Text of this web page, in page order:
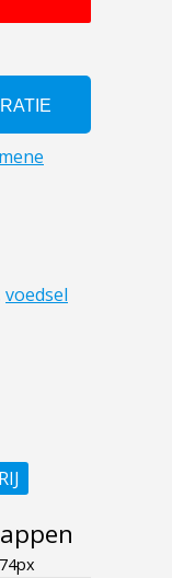
voedsel